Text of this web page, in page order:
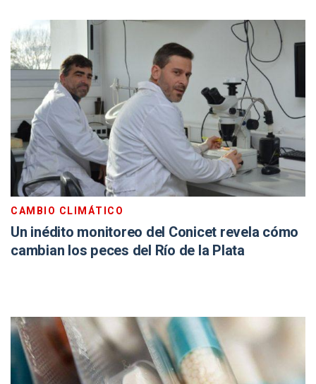
CAMBIO CLIMÁTICO
Un inédito monitoreo del Conicet revela cómo
cambian los peces del Río de la Plata